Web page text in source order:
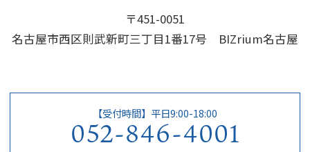
〒451-0051
名古屋市西区則武新町三丁目1番17号 BIZrium名古屋
【受付時間】平日9:00-18:00
052-846-4001